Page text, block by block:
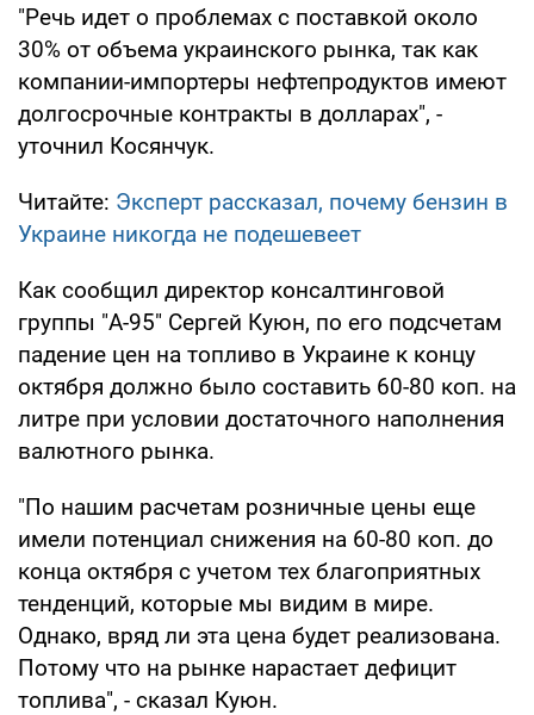
"Речь идет о проблемах с поставкой около
30% от объема украинского рынка, так как
компании-импортеры нефтепродуктов имеют
долгосрочные контракты в долларах", -
уточнил Косянчук.
Читайте: Эксперт рассказал, почему бензин в
Украине никогда не подешевеет
Как сообщил директор консалтинговой
группы "А-95" Сергей Куюн, по его подсчетам
падение цен на топливо в Украине к концу
октября должно было составить 60-80 коп. на
литре при условии достаточного наполнения
валютного рынка.
"По нашим расчетам розничные цены еще
имели потенциал снижения на 60-80 коп. до
конца октября с учетом тех благоприятных
тенденций, которые мы видим в мире.
Однако, вряд ли эта цена будет реализована.
Потому что на рынке нарастает дефицит
топлива", - сказал Куюн.